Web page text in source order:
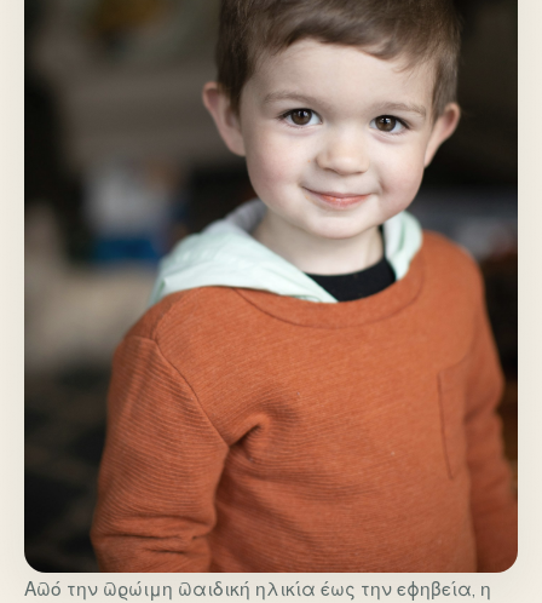
Από την πρώιμη παιδική ηλικία έως την εφηβεία, η